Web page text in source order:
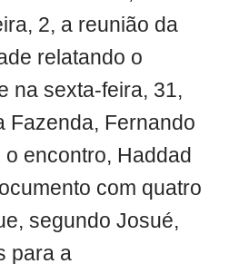
2, a reunião da
relatando o
na sexta-feira, 31,
Fazenda, Fernando
encontro, Haddad
com quatro
segundo Josué,
para a